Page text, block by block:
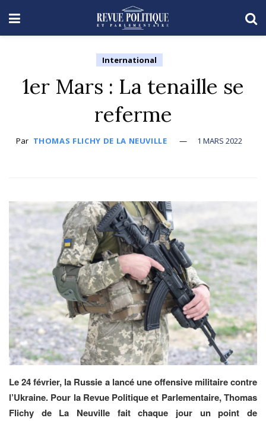
International
1er Mars : La tenaille se
referme
Par THOMAS FLICHY DE LA NEUVILLE 1 MARS 2022
Le 24 février, la Russie a lancé une offensive militaire contre
l’Ukraine. Pour la Revue Politique et Parlementaire, Thomas
Flichy de La Neuville fait chaque jour un point de